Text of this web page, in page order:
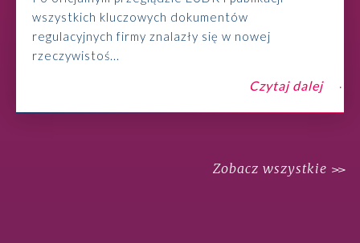
wszystkich kluczowych dokumentów
regulacyjnych firmy znalazły się w nowej
rzeczywistoś...
Czytaj dalej
Zobacz wszystkie